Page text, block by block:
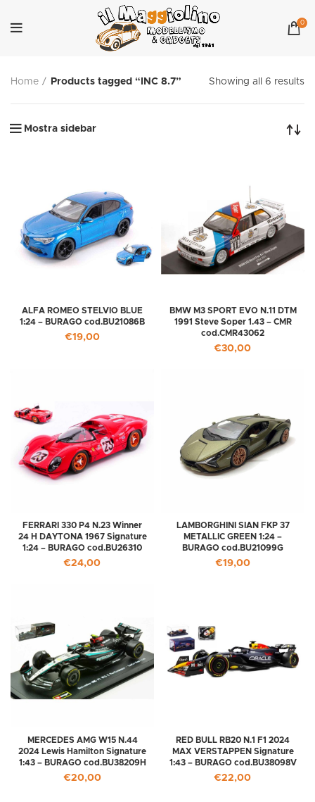
0
Home Products tagged “INC 8.7” Showing all 6 results
Mostra sidebar
ALFA ROMEO STELVIO BLUE
1:24 – BURAGO cod.BU21086B
€19,00
BMW M3 SPORT EVO N.11 DTM
1991 Steve Soper 1.43 – CMR
cod.CMR43062
€30,00
FERRARI 330 P4 N.23 Winner
24 H DAYTONA 1967 Signature
1:24 – BURAGO cod.BU26310
€24,00
LAMBORGHINI SIAN FKP 37
METALLIC GREEN 1:24 –
BURAGO cod.BU21099G
€19,00
MERCEDES AMG W15 N.44
2024 Lewis Hamilton Signature
1:43 – BURAGO cod.BU38209H
€20,00
RED BULL RB20 N.1 F1 2024
MAX VERSTAPPEN Signature
1:43 – BURAGO cod.BU38098V
€22,00